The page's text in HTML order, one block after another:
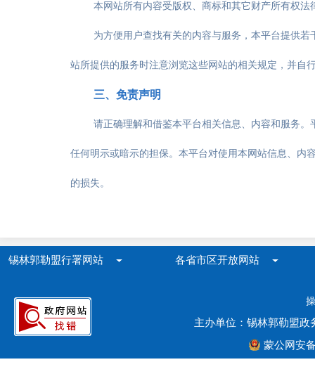
本网站所有内容受版权、商标和其它财产所有权
为方便用户查找有关的内容与服务，本平台提供
站所提供的服务时注意浏览这些网站的相关规定，并自
三、免责声明
请正确理解和借鉴本平台相关信息、内容和服务
任何明示或暗示的担保。本平台对使用本网站信息、内
的损失。
锡林郭勒盟行署网站 各省市区开放网站
主办单位：锡林郭勒盟政
蒙公网安